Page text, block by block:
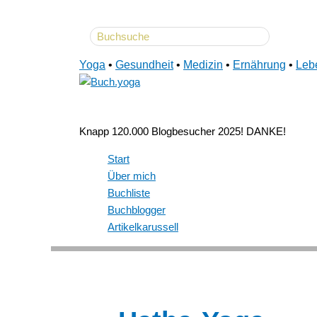
Search
for:
Yoga • Gesundheit• Medizin • Ernährung •
Knapp 120.000 Blogbesucher 2025! DANKE!
Start
Über mich
Buchliste
Buchblogger
Artikelkarussell